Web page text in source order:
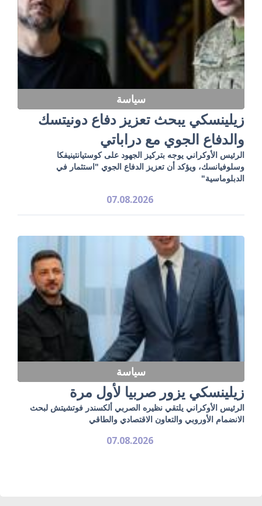
سياسة
زيلينسكي يبحث تعزيز دفاع دونيتسك
والدفاع الجوي مع دراباتي
الرئيس الأوكراني يوجه بتركيز الجهود على كوستيانتينيفكا
وسلوفيانسك، ويؤكد أن تعزيز الدفاع الجوي "استثمار في
الدبلوماسية"
07.08.2026
سياسة
زيلينسكي يزور صربيا لأول مرة
الرئيس الأوكراني يلتقي نظيره الصربي ألكسندر فوتشيتش لبحث
الانضمام الأوروبي والتعاون الاقتصادي والطاقي
07.08.2026